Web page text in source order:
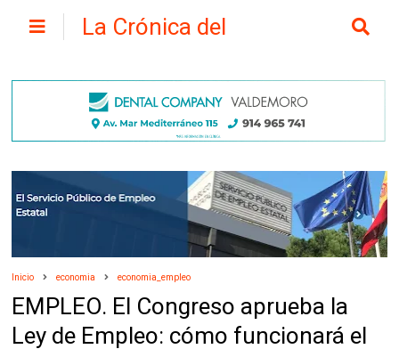
La Crónica del
Inicio economia economia_empleo
EMPLEO. El Congreso aprueba la
Ley de Empleo: cómo funcionará el